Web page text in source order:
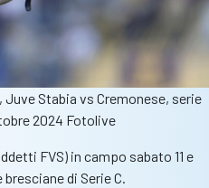
Juve Stabia vs Cremonese, serie
2024 Fotolive
FVS) in campo sabato 11 e
bresciane di Serie C.